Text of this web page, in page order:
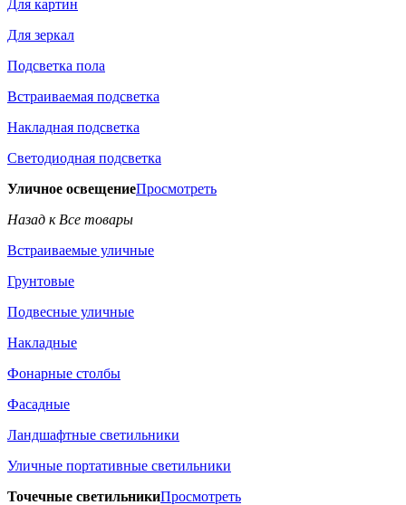
Для картин
Для зеркал
Подсветка пола
Встраиваемая подсветка
Накладная подсветка
Светодиодная подсветка
Уличное освещениеПросмотреть
Назад к Все товары
Встраиваемые уличные
Грунтовые
Подвесные уличные
Накладные
Фонарные столбы
Фасадные
Ландшафтные светильники
Уличные портативные светильники
Точечные светильникиПросмотреть